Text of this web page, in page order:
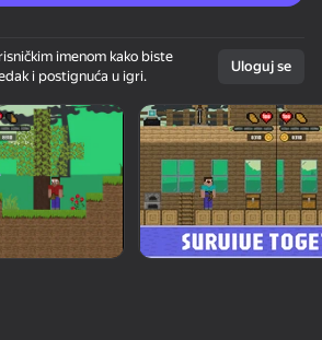
uređaj
podržava samo pejzažna
orijentaciju
imenom kako biste
i postignuća u igri.
Uloguj se